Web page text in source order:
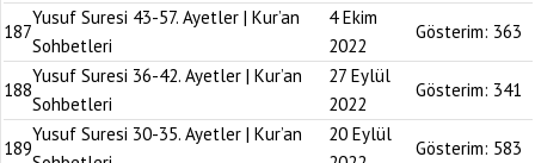
187
Yusuf Suresi 43-57. Ayetler | Kur’an
Sohbetleri
4 Ekim
2022
Gösterim: 363
188
Yusuf Suresi 36-42. Ayetler | Kur’an
Sohbetleri
27 Eylül
2022
Gösterim: 341
189
Yusuf Suresi 30-35. Ayetler | Kur’an
20 Eylül
Gösterim: 583